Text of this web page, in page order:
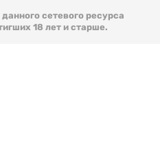
сетевого ресурса
18 лет и старше.